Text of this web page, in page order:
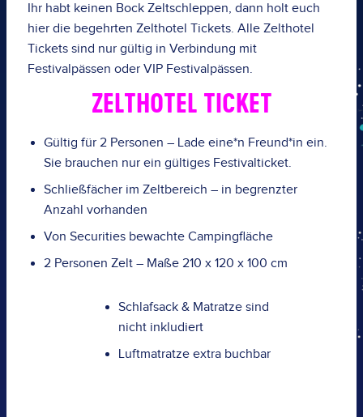
Ihr habt keinen Bock Zeltschleppen, dann holt euch
hier die begehrten Zelthotel Tickets. Alle Zelthotel
Tickets sind nur gültig in Verbindung mit
Festivalpässen oder VIP Festivalpässen.
ZELTHOTEL TICKET
Gültig für 2 Personen – Lade eine*n Freund*in ein.
Sie brauchen nur ein gültiges Festivalticket.
Schließfächer im Zeltbereich – in begrenzter
Anzahl vorhanden
Von Securities bewachte Campingfläche
2 Personen Zelt – Maße 210 x 120 x 100 cm
Schlafsack & Matratze sind
nicht inkludiert
Luftmatratze extra buchbar